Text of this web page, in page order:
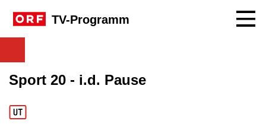
TV-Programm
Sport 20 - i.d. Pause